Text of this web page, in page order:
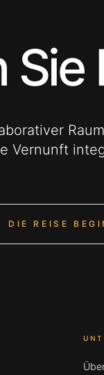
Sie
Vernunft
DIE REISE